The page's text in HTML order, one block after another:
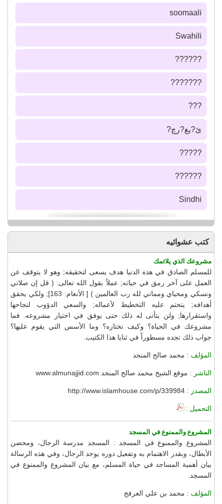
soomaali
Swahili
??????
???????
???
ئ?يغ?رچ?
?????
??????
Sindhi
كتب عشوائيه
مشروعك الذي يلائمك
للمسلم الصادق في هذه الدنيا هدف يسعى لتحقيقه; وهو لا يتوقف عن
العمل على آخر رمق في حياته; عملاً بقول الله تعالى: ( قل إن صلاتي
ونسكي ومحياي ومماتي لله رب العالمين ) [ الأنعام: 163]; ولكي يحقق
أهدافه; يتحتم عليه التخطيط لأعماله; والسعي الدؤوب لنجاحها
واستقرارها; ولن يتأتى له ذلك حتى يوفق في اختيار مشروعه. فما
مشروعك في الحياة؟ وكيف تختاره؟ وما الأسس التي يقوم عليها؟
جواب ذلك تجده مسطوراً في ثنايا هذا الكتيب.
المؤلف : محمد صالح المنجد
الناشر : موقع الشيخ محمد صالح المنجد www.almunajjid.com
المصدر : http://www.islamhouse.com/p/339984
التحميل :
المشروع والممنوع في المسجد
المشروع والممنوع في المسجد : المسجد مدرسة الرجال، ومحضن
الأبطال، وبقدر الاهتمام به وتفعيل دوره يوجد الرجال، وفي هذه الرسالة
بيان أهمية المساجد في حياة المسلم، مع بيان المشروع والممنوع في
المسجد.
المؤلف : محمد بن علي العرفج